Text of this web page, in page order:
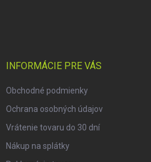
INFORMÁCIE PRE VÁS
Obchodné podmienky
Ochrana osobných údajov
Vrátenie tovaru do 30 dní
Nákup na splátky